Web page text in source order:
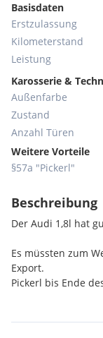
Basisdaten
Erstzulassung
Kilometerstand
Leistung
Karosserie &
Außenfarbe
Zustand
Anzahl Türen
Weitere Vorteile
§57a "Pickerl"
Beschreibung
Der Audi 1,8l hat
Es müssten zum
Export.
Pickerl bis Ende